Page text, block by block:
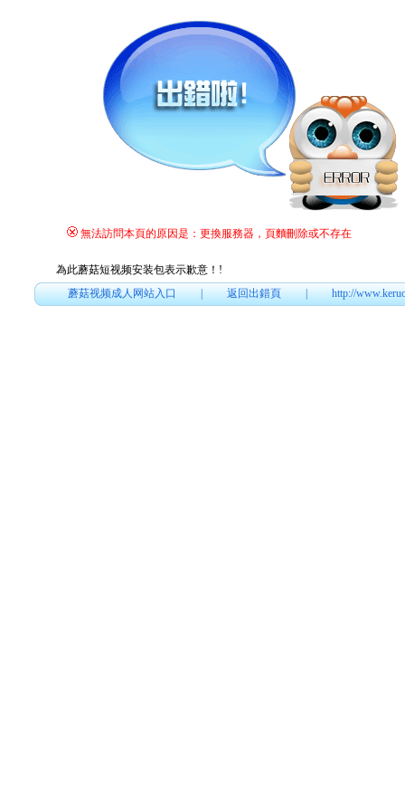
無法訪問本頁的原因是：更換服務器，頁麵刪除或不存在
為此蘑菇短视频安装包表示歉意！ !
蘑菇视频成人网站入口|返回出錯頁|http://